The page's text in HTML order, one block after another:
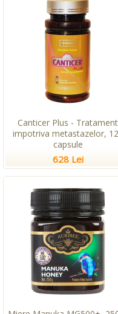
Canticer Plus - Tratament
impotriva metastazelor,
capsule
628 Lei